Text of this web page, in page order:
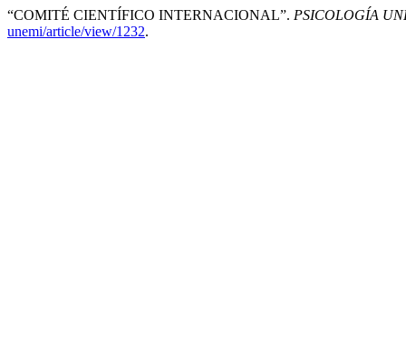
“COMITÉ CIENTÍFICO INTERNACIONAL”. PSICOLOGÍA
unemi/article/view/1232.